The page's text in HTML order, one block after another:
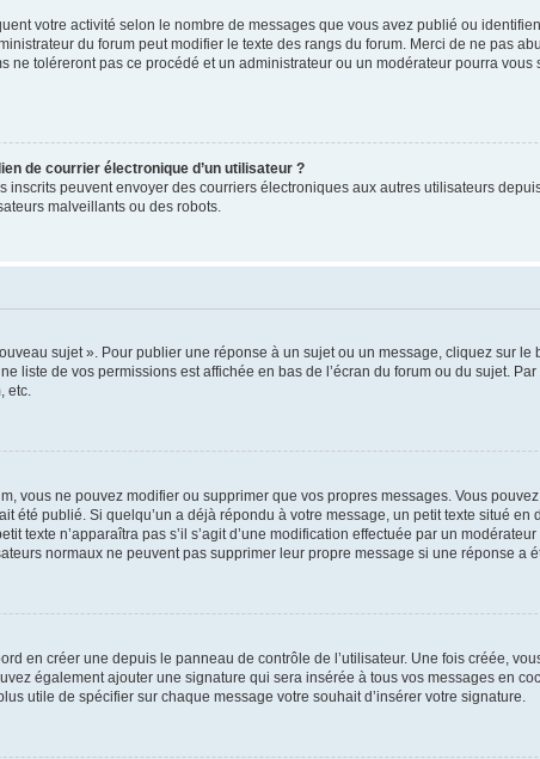
votre activité selon le nombre de messages que vous avez publié ou
du forum peut modifier le texte des rangs du forum. Merci de ne pas
ne toléreront pas ce procédé et un administrateur ou un modérateur pourra
de courrier électronique d’un utilisateur ?
peuvent envoyer des courriers électroniques aux autres utilisateurs
malveillants ou des robots.
sujet ». Pour publier une réponse à un sujet ou un message, cliquez sur
liste de vos permissions est affichée en bas de l’écran du forum ou du sujet.
etc.
vous ne pouvez modifier ou supprimer que vos propres messages. Vous
été publié. Si quelqu’un a déjà répondu à votre message, un petit texte situé
texte n’apparaîtra pas s’il s’agit d’une modification effectuée par un
normaux ne peuvent pas supprimer leur propre message si une réponse a
en créer une depuis le panneau de contrôle de l’utilisateur. Une fois créée,
également ajouter une signature qui sera insérée à tous vos messages en
utile de spécifier sur chaque message votre souhait d’insérer votre signature.